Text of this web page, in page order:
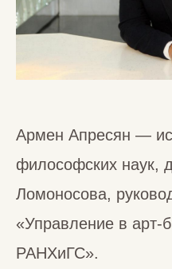
Армен Апресян —
философских наук,
Ломоносова,
«Управление в арт-
РАНХиГС».